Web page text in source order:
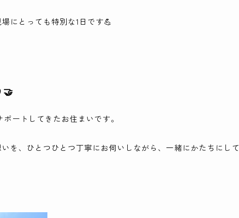
にとっても特別な1日です💪
🤝
ートしてきたお住まいです。
を、ひとつひとつ丁寧にお伺いしながら、一緒にかたちにして